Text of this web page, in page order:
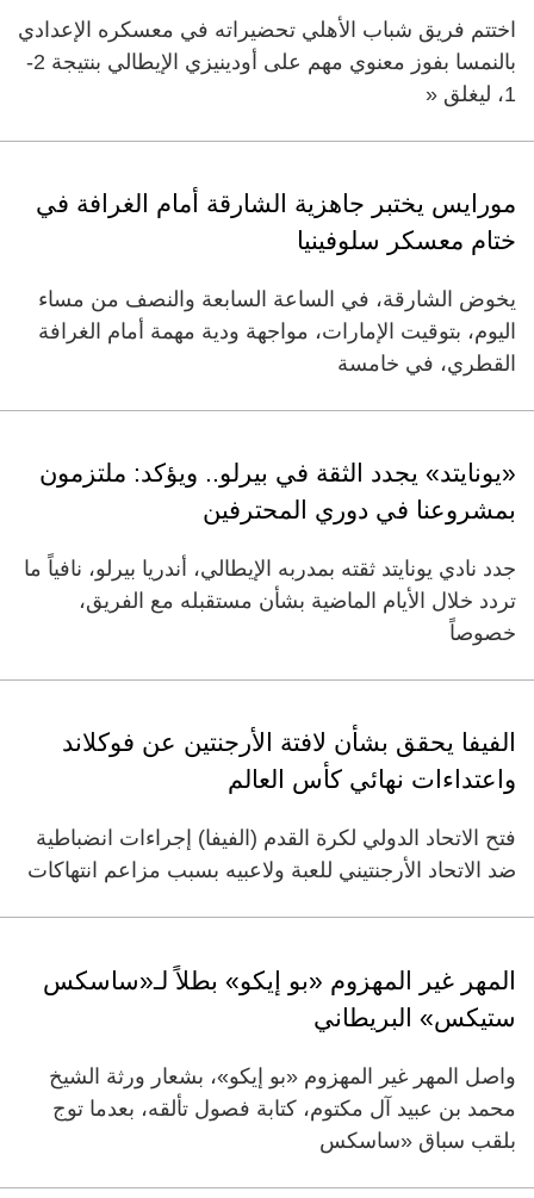
اختتم فريق شباب الأهلي تحضيراته في معسكره الإعدادي
بالنمسا بفوز معنوي مهم على أودينيزي الإيطالي بنتيجة 2-
1، ليغلق «
مورايس يختبر جاهزية الشارقة أمام الغرافة في
ختام معسكر سلوفينيا
يخوض الشارقة، في الساعة السابعة والنصف من مساء
اليوم، بتوقيت الإمارات، مواجهة ودية مهمة أمام الغرافة
القطري، في خامسة
«يونايتد» يجدد الثقة في بيرلو.. ويؤكد: ملتزمون
بمشروعنا في دوري المحترفين
جدد نادي يونايتد ثقته بمدربه الإيطالي، أندريا بيرلو، نافياً ما
تردد خلال الأيام الماضية بشأن مستقبله مع الفريق،
خصوصاً
الفيفا يحقق بشأن لافتة الأرجنتين عن فوكلاند
واعتداءات نهائي كأس العالم
فتح الاتحاد الدولي ​لكرة القدم (الفيفا) إجراءات انضباطية
ضد الاتحاد الأرجنتيني للعبة ‌ولاعبيه ​بسبب مزاعم انتهاكات
المهر غير المهزوم «بو إيكو» بطلاً لـ«ساسكس
ستيكس» البريطاني
واصل المهر غير المهزوم «بو إيكو»، بشعار ورثة الشيخ
محمد بن عبيد آل مكتوم، كتابة فصول تألقه، بعدما توج
بلقب سباق «ساسكس